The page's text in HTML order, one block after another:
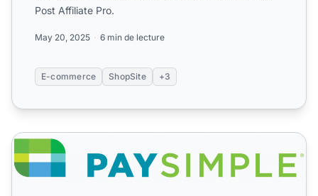
Post Affiliate Pro.
May 20, 2025 6 min de lecture
E-commerce ShopSite +3
PaySimple